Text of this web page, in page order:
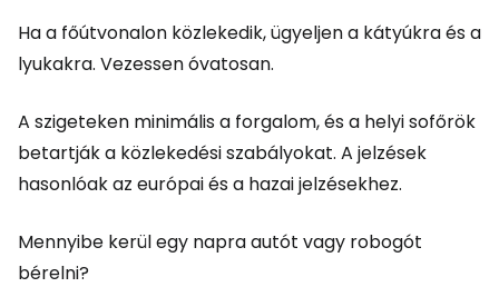
Ha a főútvonalon közlekedik, ügyeljen a kátyúkra és a
lyukakra. Vezessen óvatosan.
A szigeteken minimális a forgalom, és a helyi sofőrök
betartják a közlekedési szabályokat. A jelzések
hasonlóak az európai és a hazai jelzésekhez.
Mennyibe kerül egy napra autót vagy robogót
bérelni?